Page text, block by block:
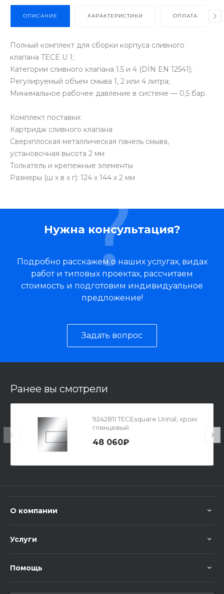
ОПИСАНИЕ ХАРАКТЕРИСТИКИ ОПЛАТА
Полный комплект для сборки корпуса сливного
клапана TECE U 1;
Категории сливного клапана 1.5 и 4 (DIN EN 12541);
Регулируемый объем смыва 1, 2 или 4 литра;
Минимальное рабочее давление в системе — 0,5 бар.
Комплект поставки:
Картридж сливного клапана
Сверхплоская металлическая панель смыва,
установочная высота 2 мм
Толкатель и крепежные элементы
Размеры (ш х в х г): 124 x 144 x 2 мм
Нужна консультация?
Подробно расскажем о наших услугах, видах
работ и типовых проектах, рассчитаем
стоимость и подготовим индивидуальное
предложение!
Задать вопрос
Ранее вы смотрели
9242811 TECEsquare Urinal, хром
глянцевый
48 060₽
О компании
Услуги
Помощь